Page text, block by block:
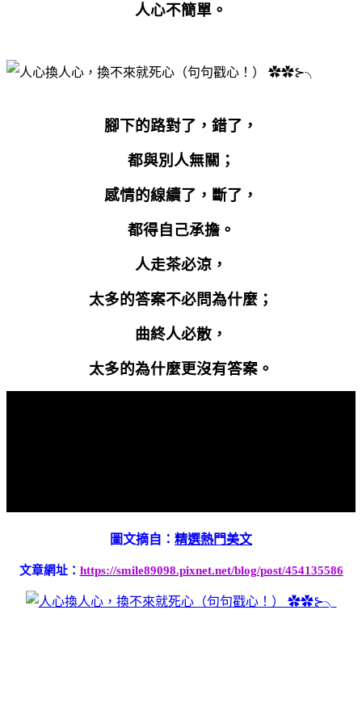
人心不簡單。
腳下的路對了，錯了，
都與別人無關；
感情的線續了，斷了，
都得自己承擔。
人走茶必涼，
太多的答案不必問為什麼；
曲終人必散，
太多的為什麼更沒有答案。
圖文摘自： 精選熱門美文
文章網址： https://smile89098.pixnet.net/blog/post/454135586